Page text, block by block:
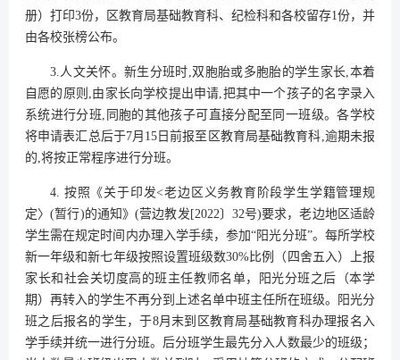
册）打印3份，区教育局基础教育科、纪检科和各校留存1份，并
由各校张榜公布。
3.人文关怀。新生分班时,双胞胎或多胞胎的学生家长,本着
自愿的原则,由家长向学校提出申请,把其中一个孩子的名字录入
系统进行分班,同胞的其他孩子可直接分配至同一班级。各学校
将申请表汇总后于7月15日前报至区教育局基础教育科,逾期未报
的,将按正常程序进行分班。
4. 按照《关于印发<老边区义务教育阶段学生学籍管理规
定〉(暂行)的通知》(营边教发[2022〕32号)要求，老边地区适龄
学生需在规定时间内办理入学手续，参加“阳光分班”。每所学校
新一年级和新七年级按照设置班级数30%比例（四舍五入）上报
家长和社会关切度高的班主任教师名单，阳光分班之后（本学
期）再转入的学生不再分到上述名单中班主任所在班级。阳光分
班之后报名的学生，于8月末到区教育局基础教育科办理报名入
学手续并统一进行分班。后分班学生最先分入人数最少的班级；